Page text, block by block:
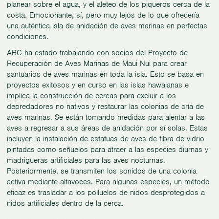
planear sobre el agua, y el aleteo de los piqueros cerca de la
costa. Emocionante, sí, pero muy lejos de lo que ofrecería
una auténtica isla de anidación de aves marinas en perfectas
condiciones.
ABC ha estado trabajando con socios del Proyecto de
Recuperación de Aves Marinas de Maui Nui para crear
santuarios de aves marinas en toda la isla. Esto se basa en
proyectos exitosos y en curso en las islas hawaianas e
implica la construcción de cercas para excluir a los
depredadores no nativos y restaurar las colonias de cría de
aves marinas. Se están tomando medidas para alentar a las
aves a regresar a sus áreas de anidación por sí solas. Estas
incluyen la instalación de estatuas de aves de fibra de vidrio
pintadas como señuelos para atraer a las especies diurnas y
madrigueras artificiales para las aves nocturnas.
Posteriormente, se transmiten los sonidos de una colonia
activa mediante altavoces. Para algunas especies, un método
eficaz es trasladar a los polluelos de nidos desprotegidos a
nidos artificiales dentro de la cerca.